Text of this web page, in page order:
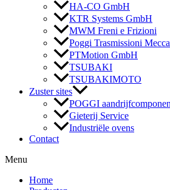
HA-CO GmbH
KTR Systems GmbH
MWM Freni e Frizioni
Poggi Trasmissioni
PTMotion GmbH
TSUBAKI
TSUBAKIMOTO
Zuster sites
POGGI
Gieterij Service
Industriële ovens
Contact
Menu
Home